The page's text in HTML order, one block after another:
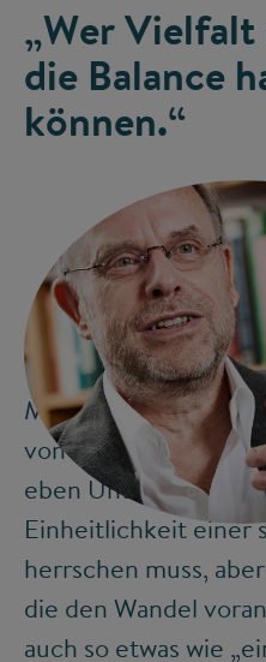
„Wer Vielfalt
die Balance
können.“
Man muss wohl
von Systemen
eben Untersysteme,
Einheitlichkeit einer
herrschen muss,
die den Wandel
auch so etwas wie